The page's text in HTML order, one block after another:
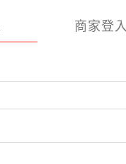
商家登入